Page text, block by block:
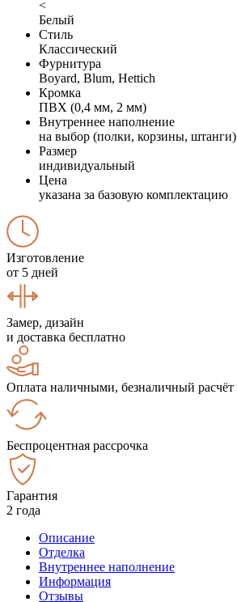
<
Белый
Стиль
Классический
Фурнитура
Boyard, Blum, Hettich
Кромка
ПВХ (0,4 мм, 2 мм)
Внутреннее наполнение
на выбор (полки, корзины, штанги)
Размер
индивидуальный
Цена
указана за базовую комплектацию
Изготовление
от 5 дней
Замер, дизайн
и доставка бесплатно
Оплата наличными, безналичный расчёт
Беспроцентная рассрочка
Гарантия
2 года
Описание
Отделка
Внутреннее наполнение
Информация
Отзывы